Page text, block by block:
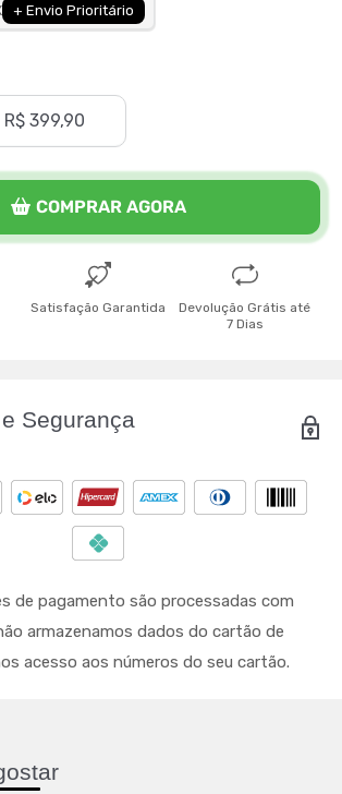
+ Envio Prioritário
COMPRAR AGORA
Satisfação Garantida
Devolução Grátis até
7 Dias
Segurança
de pagamento são processadas com
armazenamos dados do cartão de
acesso aos números do seu cartão.